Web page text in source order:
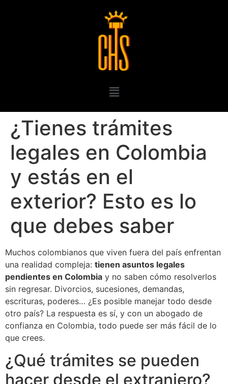
¿Tienes trámites
legales en Colombia
y estás en el
exterior? Esto es lo
que debes saber
Muchos colombianos que viven fuera del país enfrentan
una realidad compleja: tienen asuntos legales
pendientes en Colombia y no saben cómo resolverlos
sin regresar. Divorcios, sucesiones, demandas,
escrituras, poderes… ¿Es posible manejar todo desde
otro país? La respuesta es sí, y con un abogado de
confianza en Colombia, todo puede ser más fácil de lo
que crees.
¿Qué trámites se pueden
hacer desde el extranjero?